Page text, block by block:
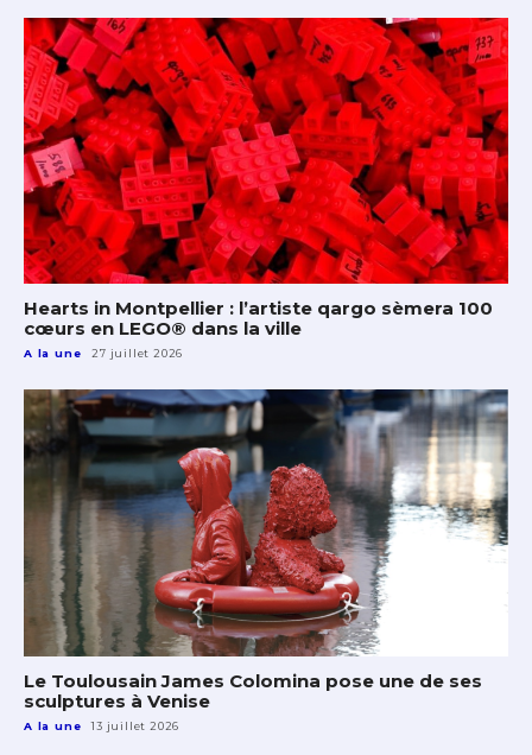
Hearts in Montpellier : l’artiste qargo sèmera 100
cœurs en LEGO® dans la ville
A la une 27 juillet 2026
Le Toulousain James Colomina pose une de ses
sculptures à Venise
A la une 13 juillet 2026